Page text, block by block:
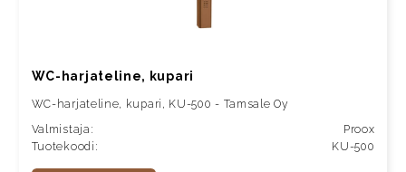
WC-harjateline, kupari
WC-harjateline, kupari, KU-500 - Tamsale Oy
Valmistaja:
Proox
Tuotekoodi:
KU-500